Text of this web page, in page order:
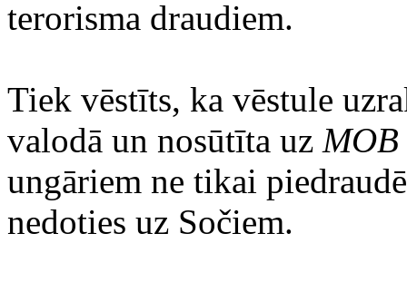
terorisma draudiem.
Tiek vēstīts, ka vēstule
valodā un nosūtīta uz MOB
ungāriem ne tikai
nedoties uz Sočiem.